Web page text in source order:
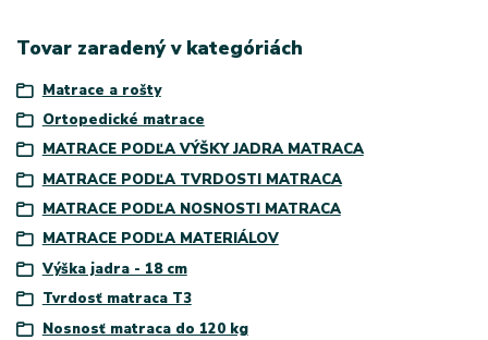
Tovar zaradený v kategóriách
Matrace a rošty
Ortopedické matrace
MATRACE PODĽA VÝŠKY JADRA MATRACA
MATRACE PODĽA TVRDOSTI MATRACA
MATRACE PODĽA NOSNOSTI MATRACA
MATRACE PODĽA MATERIÁLOV
Výška jadra - 18 cm
Tvrdosť matraca T3
Nosnosť matraca do 120 kg